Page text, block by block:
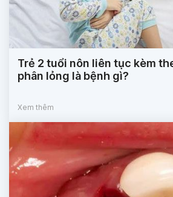
Trẻ 2 tuổi nôn liên tục kèm
phân lỏng là bệnh gì?
Xem thêm